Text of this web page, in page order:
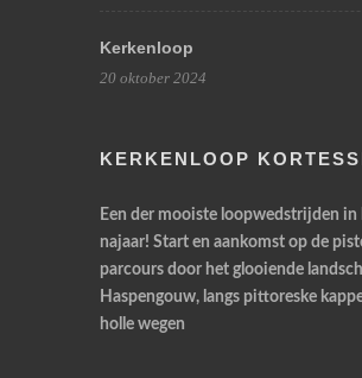
Kerkenloop
20 oktober 2024
KERKENLOOP
Een der mooiste loopwedstrijden in
najaar! Start en aankomst op de
parcours door het glooiende
Haspengouw, langs pittoreske
holle wegen